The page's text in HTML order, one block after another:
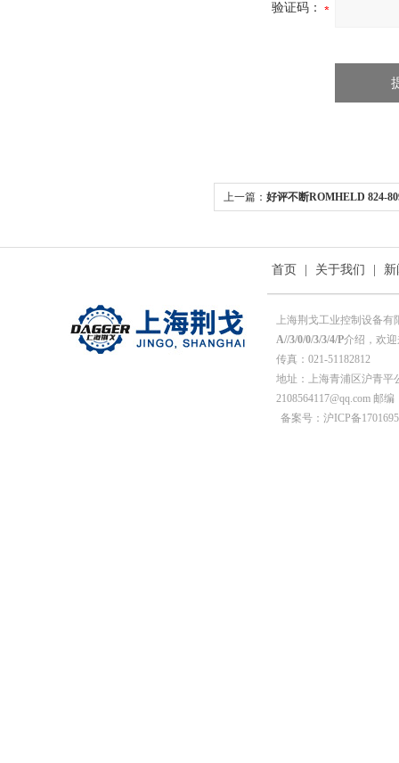
验证码：
上一篇： 好评不断ROMHELD 824-
首页 关于我们
上海荆戈工业控制设备
A//3/0/0/3/3/4/P介绍，欢迎
传真：021-51182812
地址：上海青浦区沪青平
2108564117@qq.com 邮编
备案号：沪ICP备